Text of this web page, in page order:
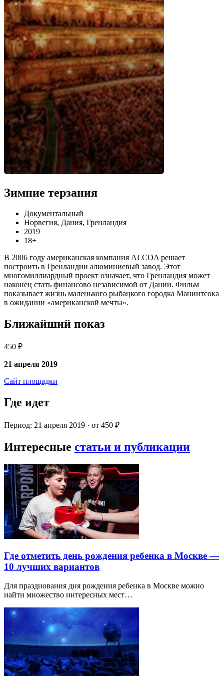
Зимние терзания
Документальный
Норвегия, Дания, Гренландия
2019
18+
В 2006 году американская компания ALCOA решает
построить в Гренландии алюминиевый завод. Этот
многомиллиардный проект означает, что Гренландия может
наконец стать финансово независимой от Дании. Фильм
показывает жизнь маленького рыбацкого городка Маниитсока
в ожидании «американской мечты».
Ближайший показ
450 ₽
21 апреля 2019
Сайт площадки
Где идет
Период: 21 апреля 2019 · от 450 ₽
Интересные статьи и публикации
Где отметить день рождения ребенка в Москве —
10 лучших вариантов
Для празднования дня рождения ребенка в Москве можно
найти множество интересных мест…